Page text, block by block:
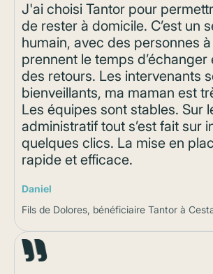
J'ai choisi Tantor pour
de rester à domicile. C’est un
humain, avec des personnes à
prennent le temps d’échanger
des retours. Les intervenants
bienveillants, ma maman est
Les équipes sont stables. Sur
administratif tout s’est fait sur
quelques clics. La mise en
rapide et efficace.
Daniel
Fils de Dolores, bénéficiaire Tantor à